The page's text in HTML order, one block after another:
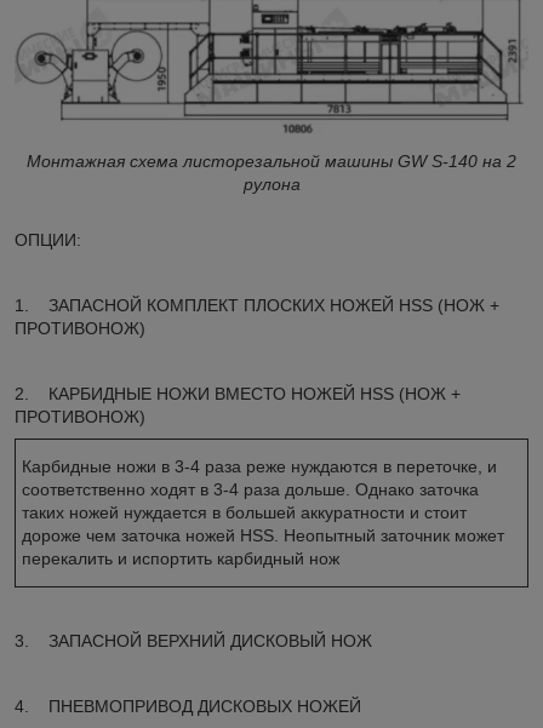
Монтажная схема листорезальной машины GW S-140 на 2
рулона
ОПЦИИ:
1. ЗАПАСНОЙ КОМПЛЕКТ ПЛОСКИХ НОЖЕЙ HSS (НОЖ +
ПРОТИВОНОЖ)
2. КАРБИДНЫЕ НОЖИ ВМЕСТО НОЖЕЙ HSS (НОЖ +
ПРОТИВОНОЖ)
Карбидные ножи в 3-4 раза реже нуждаются в переточке, и
соответственно ходят в 3-4 раза дольше. Однако заточка
таких ножей нуждается в большей аккуратности и стоит
дороже чем заточка ножей HSS. Неопытный заточник может
перекалить и испортить карбидный нож
3. ЗАПАСНОЙ ВЕРХНИЙ ДИСКОВЫЙ НОЖ
4. ПНЕВМОПРИВОД ДИСКОВЫХ НОЖЕЙ